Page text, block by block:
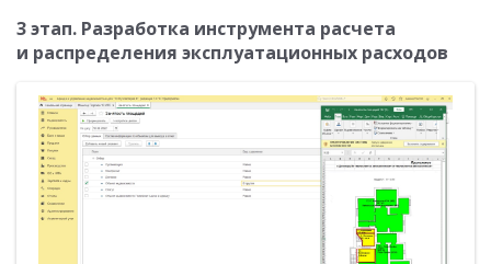
3 этап. Разработка инструмента расчета
и распределения эксплуатационных расходов